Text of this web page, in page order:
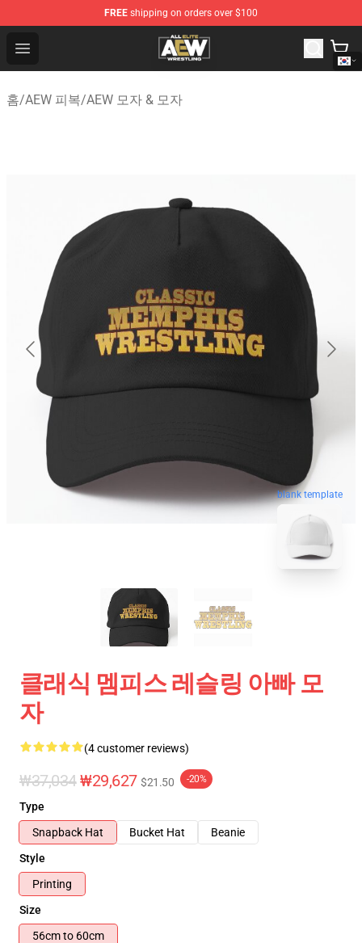
FREE shipping on orders over $100
Open menu
Aew Shop ⚡️ Official Aew Merchandise Store
홈/AEW 피복/AEW 모자 & 모자
blank template
클래식 멤피스 레슬링 아빠 모
자
(4 customer reviews)
₩37,034₩29,627 $21.50 -20%
Type
Snapback Hat
Bucket Hat
Beanie
Style
Printing
Size
56cm to 60cm